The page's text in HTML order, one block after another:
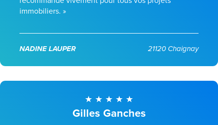
immobiliers. »
NADINE LAUPER 21120 Chaignay
Gilles Ganches